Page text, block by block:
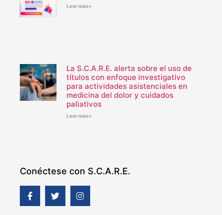
Leer más»
La S.C.A.R.E. alerta sobre el uso de
títulos con enfoque investigativo
para actividades asistenciales en
medicina del dolor y cuidados
paliativos
Leer más»
Conéctese con S.C.A.R.E.